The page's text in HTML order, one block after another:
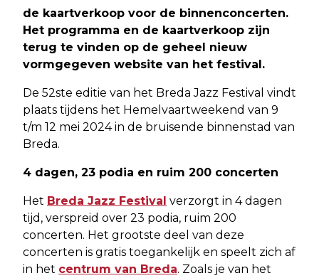
de kaartverkoop voor de binnenconcerten.
Het programma en de kaartverkoop zijn
terug te vinden op de geheel nieuw
vormgegeven website van het festival.
De 52ste editie van het Breda Jazz Festival vindt
plaats tijdens het Hemelvaartweekend van 9
t/m 12 mei 2024 in de bruisende binnenstad van
Breda.
4 dagen, 23 podia en ruim 200 concerten
Het Breda Jazz Festival verzorgt in 4 dagen
tijd, verspreid over 23 podia, ruim 200
concerten. Het grootste deel van deze
concerten is gratis toegankelijk en speelt zich af
in het centrum van Breda. Zoals je van het